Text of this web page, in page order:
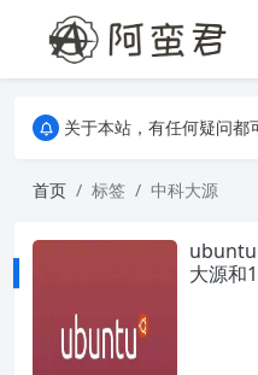
关于本站，有任何疑问都
关于本站，有任何疑问都
首页
标签 中科大源
ubuntu
大源和